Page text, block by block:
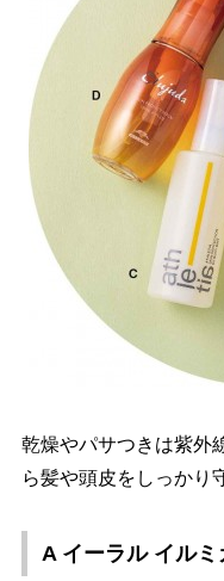
乾燥やパサつきは紫外
ら髪や頭皮をしっかり
A イーラル イル